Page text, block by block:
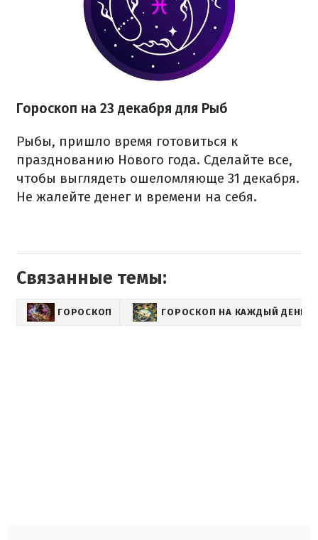
Гороскоп на 23 декабря для Рыб
Рыбы, пришло время готовиться к
празднованию Нового года. Сделайте все,
чтобы выглядеть ошеломляюще 31 декабря.
Не жалейте денег и времени на себя.
Связанные темы:
ГОРОСКОП ГОРОСКОП НА КАЖДЫЙ ДЕНЬ